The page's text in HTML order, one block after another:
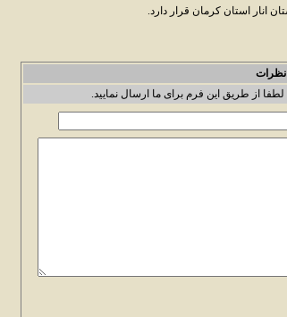
انار استان کرمان قرار دارد.
نظرات
از طریق این فرم برای ما ارسال نمایید.